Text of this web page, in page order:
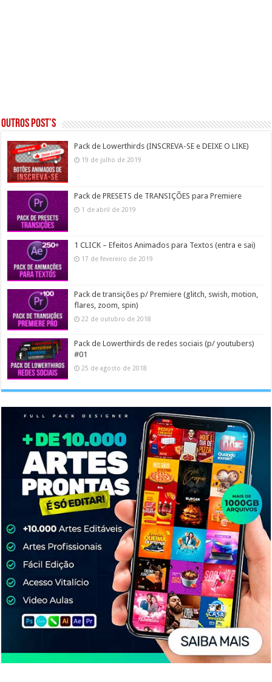
Outros post’s
Pack de Lowerthirds (INSCREVA-SE e DEIXE O LIKE)
19 de julho de 2019
Pack de PRESETS de TRANSIÇÕES para Premiere
1 de abril de 2019
1 CLICK – Efeitos Animados para Textos (entra e sai)
17 de fevereiro de 2019
Pack de transições p/ Premiere (glitch, swish, motion,
flares, zoom, spin)
22 de outubro de 2018
Pack de Lowerthirds de redes sociais (p/ youtubers)
#01
25 de agosto de 2018